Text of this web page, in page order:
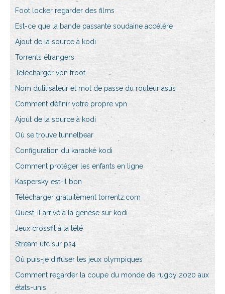
Foot locker regarder des films
Est-ce que la bande passante soudaine accélère
Ajout de la source à kodi
Torrents étrangers
Télécharger vpn froot
Nom dutilisateur et mot de passe du routeur asus
Comment définir votre propre vpn
Ajout de la source à kodi
Où se trouve tunnelbear
Configuration du karaoké kodi
Comment protéger les enfants en ligne
Kaspersky est-il bon
Télécharger gratuitement torrentz.com
Quest-il arrivé à la genèse sur kodi
Jeux crossfit à la télé
Stream ufc sur ps4
Où puis-je diffuser les jeux olympiques
Comment regarder la coupe du monde de rugby 2020 aux
états-unis